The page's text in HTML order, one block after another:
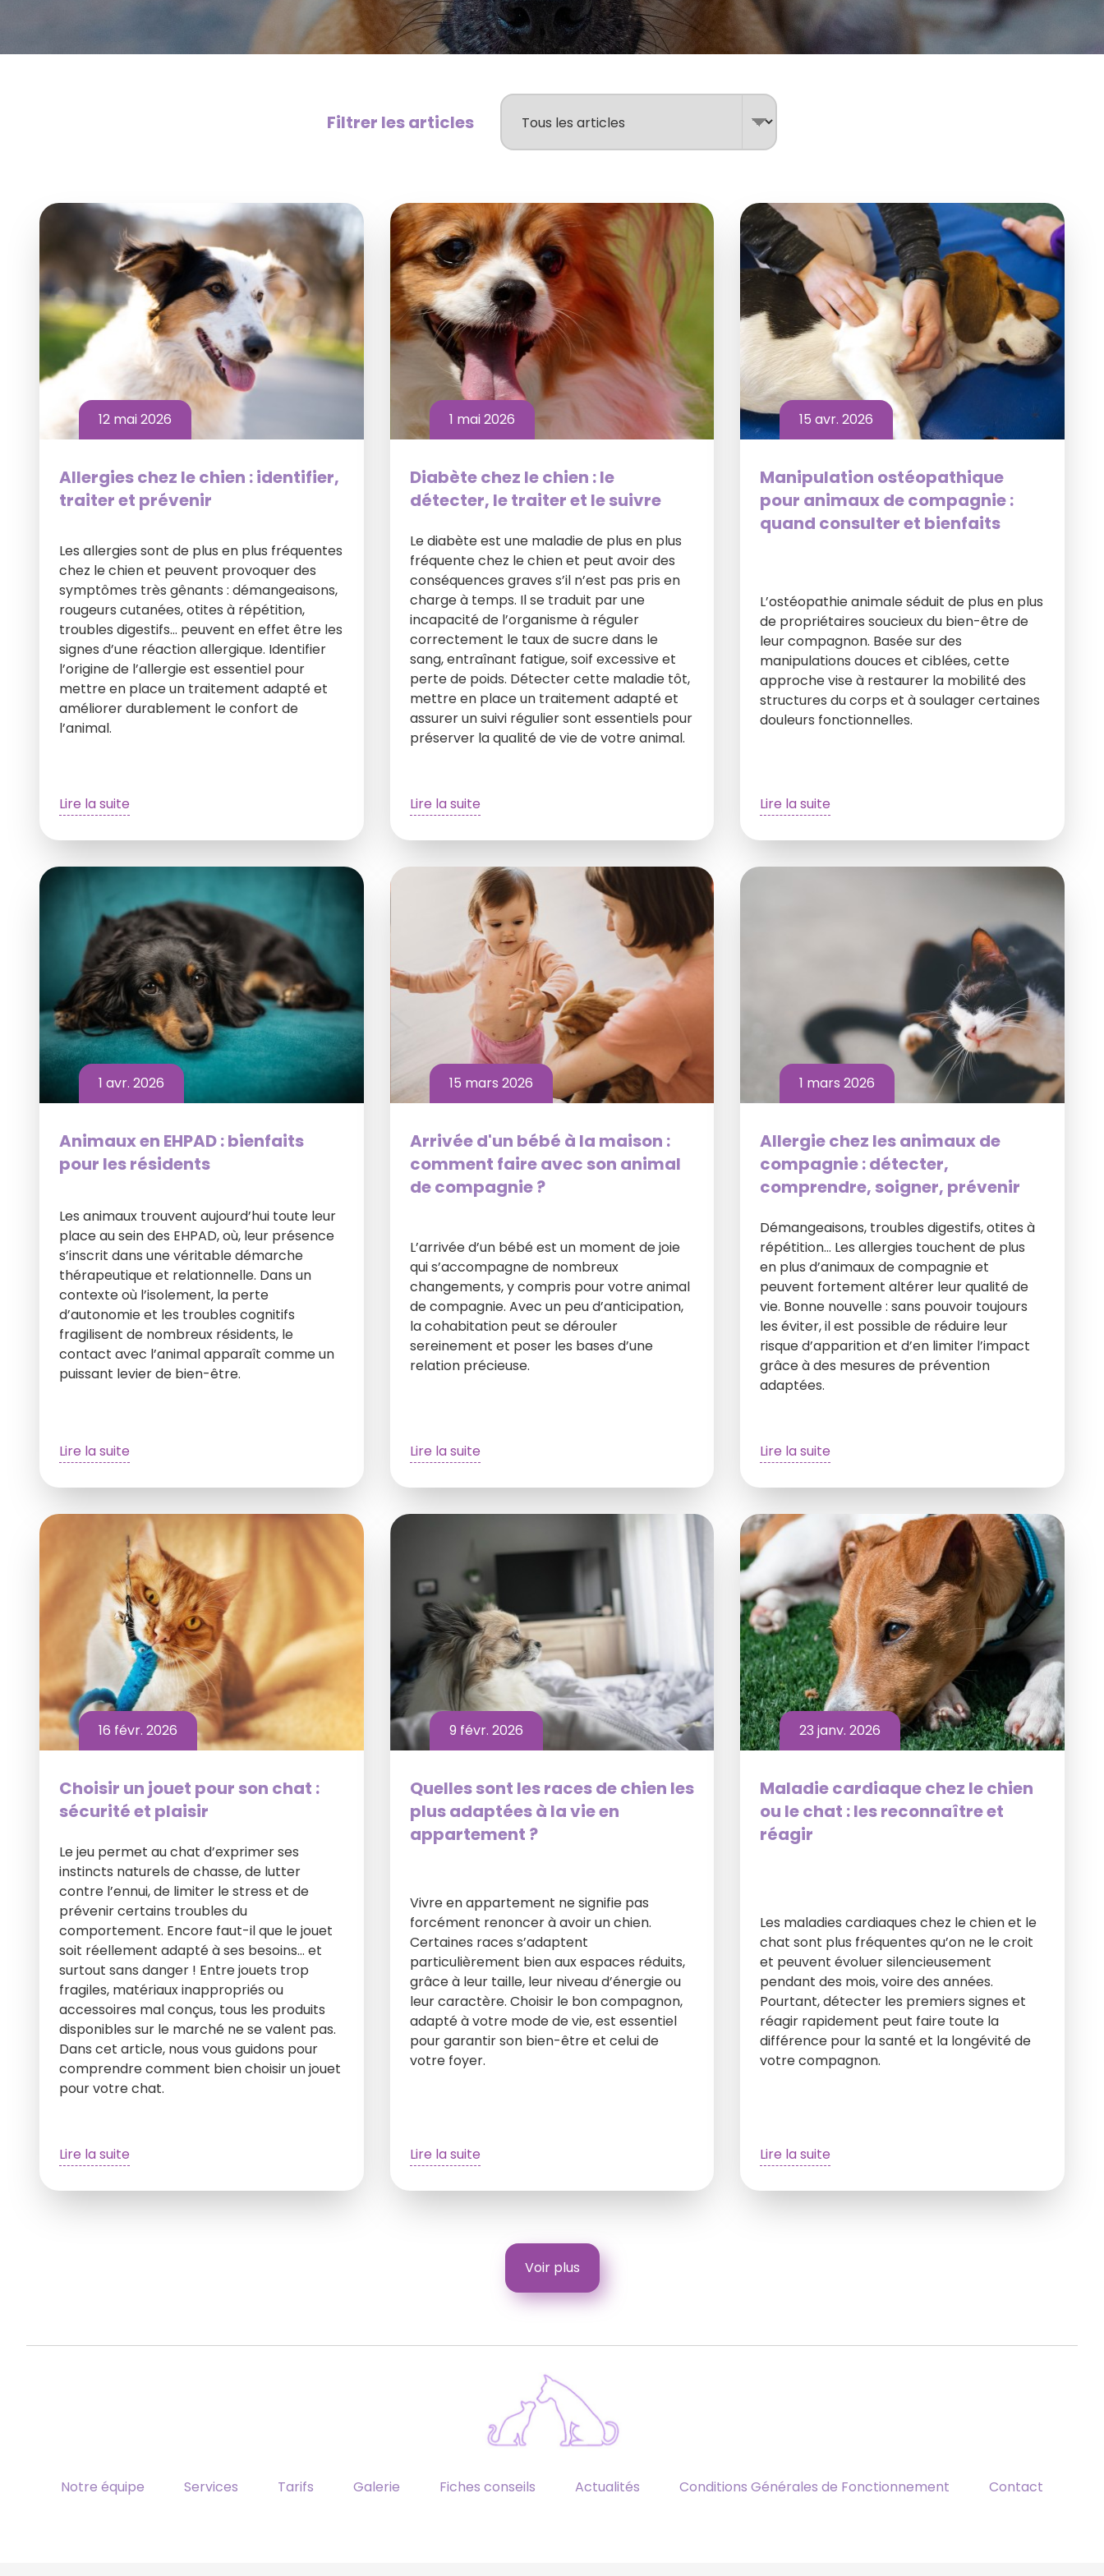
Filtrer les articles
12 mai 2026
Allergies chez le chien : identifier,
traiter et prévenir
Les allergies sont de plus en plus fréquentes
chez le chien et peuvent provoquer des
symptômes très gênants : démangeaisons,
rougeurs cutanées, otites à répétition,
troubles digestifs… peuvent en effet être les
signes d’une réaction allergique. Identifier
l’origine de l’allergie est essentiel pour
mettre en place un traitement adapté et
améliorer durablement le confort de
l’animal.
Lire la suite
1 mai 2026
Diabète chez le chien : le
détecter, le traiter et le suivre
Le diabète est une maladie de plus en plus
fréquente chez le chien et peut avoir des
conséquences graves s’il n’est pas pris en
charge à temps. Il se traduit par une
incapacité de l’organisme à réguler
correctement le taux de sucre dans le
sang, entraînant fatigue, soif excessive et
perte de poids. Détecter cette maladie tôt,
mettre en place un traitement adapté et
assurer un suivi régulier sont essentiels pour
préserver la qualité de vie de votre animal.
Lire la suite
15 avr. 2026
Manipulation ostéopathique
pour animaux de compagnie :
quand consulter et bienfaits
L’ostéopathie animale séduit de plus en plus
de propriétaires soucieux du bien-être de
leur compagnon. Basée sur des
manipulations douces et ciblées, cette
approche vise à restaurer la mobilité des
structures du corps et à soulager certaines
douleurs fonctionnelles.
Lire la suite
1 avr. 2026
Animaux en EHPAD : bienfaits
pour les résidents
Les animaux trouvent aujourd’hui toute leur
place au sein des EHPAD, où, leur présence
s’inscrit dans une véritable démarche
thérapeutique et relationnelle. Dans un
contexte où l’isolement, la perte
d’autonomie et les troubles cognitifs
fragilisent de nombreux résidents, le
contact avec l’animal apparaît comme un
puissant levier de bien-être.
Lire la suite
15 mars 2026
Arrivée d'un bébé à la maison :
comment faire avec son animal
de compagnie ?
L’arrivée d’un bébé est un moment de joie
qui s’accompagne de nombreux
changements, y compris pour votre animal
de compagnie. Avec un peu d’anticipation,
la cohabitation peut se dérouler
sereinement et poser les bases d’une
relation précieuse.
Lire la suite
1 mars 2026
Allergie chez les animaux de
compagnie : détecter,
comprendre, soigner, prévenir
Démangeaisons, troubles digestifs, otites à
répétition… Les allergies touchent de plus
en plus d’animaux de compagnie et
peuvent fortement altérer leur qualité de
vie. Bonne nouvelle : sans pouvoir toujours
les éviter, il est possible de réduire leur
risque d’apparition et d’en limiter l’impact
grâce à des mesures de prévention
adaptées.
Lire la suite
16 févr. 2026
Choisir un jouet pour son chat :
sécurité et plaisir
Le jeu permet au chat d’exprimer ses
instincts naturels de chasse, de lutter
contre l’ennui, de limiter le stress et de
prévenir certains troubles du
comportement. Encore faut-il que le jouet
soit réellement adapté à ses besoins… et
surtout sans danger ! Entre jouets trop
fragiles, matériaux inappropriés ou
accessoires mal conçus, tous les produits
disponibles sur le marché ne se valent pas.
Dans cet article, nous vous guidons pour
comprendre comment bien choisir un jouet
pour votre chat.
Lire la suite
9 févr. 2026
Quelles sont les races de chien les
plus adaptées à la vie en
appartement ?
Vivre en appartement ne signifie pas
forcément renoncer à avoir un chien.
Certaines races s’adaptent
particulièrement bien aux espaces réduits,
grâce à leur taille, leur niveau d’énergie ou
leur caractère. Choisir le bon compagnon,
adapté à votre mode de vie, est essentiel
pour garantir son bien-être et celui de
votre foyer.
Lire la suite
23 janv. 2026
Maladie cardiaque chez le chien
ou le chat : les reconnaître et
réagir
Les maladies cardiaques chez le chien et le
chat sont plus fréquentes qu’on ne le croit
et peuvent évoluer silencieusement
pendant des mois, voire des années.
Pourtant, détecter les premiers signes et
réagir rapidement peut faire toute la
différence pour la santé et la longévité de
votre compagnon.
Lire la suite
Voir plus
Notre équipe Services Tarifs Galerie Fiches conseils Actualités Conditions Générales de Fonctionnement Contact